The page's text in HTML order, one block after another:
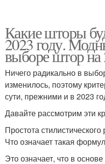
Какие шторы
2023 году.
выборе штор на
Ничего радикально в
изменилось, поэтому
сути, прежними и в 2023
Давайте рассмотрим эти
Простота
Что означает такая
Это означает, что в